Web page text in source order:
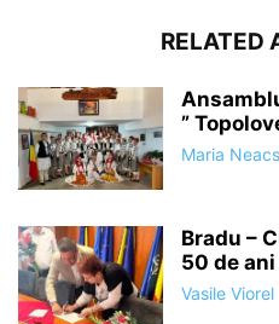
RELATED
”
Maria
Bradu –
50 de
Vasile Viorel